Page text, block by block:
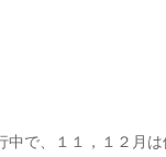
で、１１，１２月は